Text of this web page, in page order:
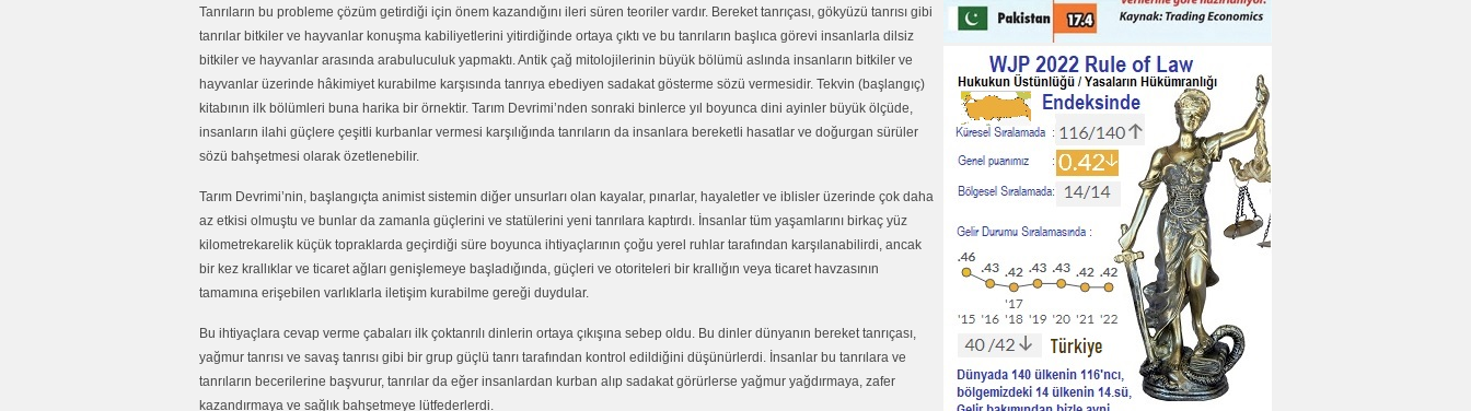
Tanrıların bu probleme çözüm getirdiği için önem kazandığını ileri süren teoriler vardır. Bereket tanrıçası, gökyüzü tanrısı gibi
tanrılar bitkiler ve hayvanlar konuşma kabiliyetlerini yitirdiğinde ortaya çıktı ve bu tanrıların başlıca görevi insanlarla dilsiz
bitkiler ve hayvanlar arasında arabuluculuk yapmaktı. Antik çağ mitolojilerinin büyük bölümü aslında insanların bitkiler ve
hayvanlar üzerinde hâkimiyet kurabilme karşısında tanrıya ebediyen sadakat gösterme sözü vermesidir. Tekvin (başlangıç)
kitabının ilk bölümleri buna harika bir örnektir. Tarım Devrimi’nden sonraki binlerce yıl boyunca dini ayinler büyük ölçüde,
insanların ilahi güçlere çeşitli kurbanlar vermesi karşılığında tanrıların da insanlara bereketli hasatlar ve doğurgan sürüler
sözü bahşetmesi olarak özetlenebilir.
Tarım Devrimi’nin, başlangıçta animist sistemin diğer unsurları olan kayalar, pınarlar, hayaletler ve iblisler üzerinde çok daha
az etkisi olmuştu ve bunlar da zamanla güçlerini ve statülerini yeni tanrılara kaptırdı. İnsanlar tüm yaşamlarını birkaç yüz
kilometrekarelik küçük topraklarda geçirdiği süre boyunca ihtiyaçlarının çoğu yerel ruhlar tarafından karşılanabilirdi, ancak
bir kez krallıklar ve ticaret ağları genişlemeye başladığında, güçleri ve otoriteleri bir krallığın veya ticaret havzasının
tamamına erişebilen varlıklarla iletişim kurabilme gereği duydular.
Bu ihtiyaçlara cevap verme çabaları ilk çoktanrılı dinlerin ortaya çıkışına sebep oldu. Bu dinler dünyanın bereket tanrıçası,
yağmur tanrısı ve savaş tanrısı gibi bir grup güçlü tanrı tarafından kontrol edildiğini düşünürlerdi. İnsanlar bu tanrılara ve
tanrıların becerilerine başvurur, tanrılar da eğer insanlardan kurban alıp sadakat görürlerse yağmur yağdırmaya, zafer
kazandırmaya ve sağlık bahşetmeye lütfederlerdi.